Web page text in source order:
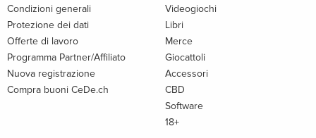
Condizioni generali
Protezione dei dati
Offerte di lavoro
Programma Partner/Affiliato
Nuova registrazione
Compra buoni CeDe.ch
Videogiochi
Libri
Merce
Giocattoli
Accessori
CBD
Software
18+